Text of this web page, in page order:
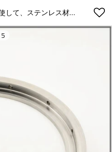
五軸連動複合加工機を駆使して、ステンレス材質、焼入れ焼き戻し熱処理、高品質部品
5